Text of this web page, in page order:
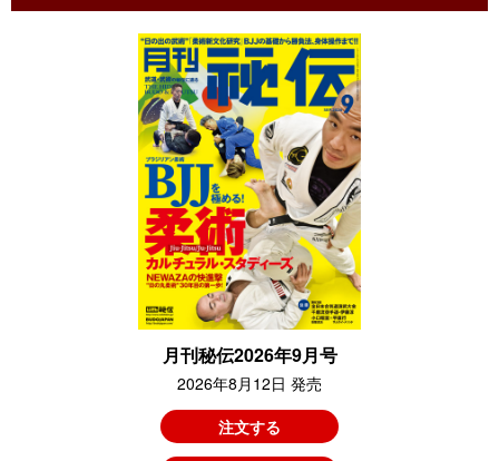
月刊秘伝2026年9月号
2026年8月12日 発売
注文する